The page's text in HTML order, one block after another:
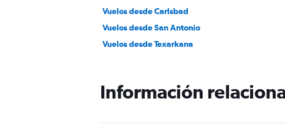
Vuelos desde Carlsbad
Vuelos desde San Antonio
Vuelos desde Texarkana
Información